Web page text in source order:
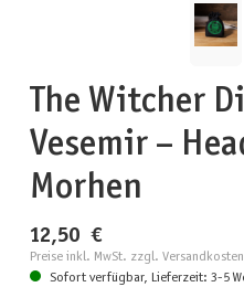
The Witcher
Vesemir –
Morhen
12,50 €
Preise inkl. MwSt. zzgl. Versandkosten
Sofort verfügbar, Lieferzeit: 3-5